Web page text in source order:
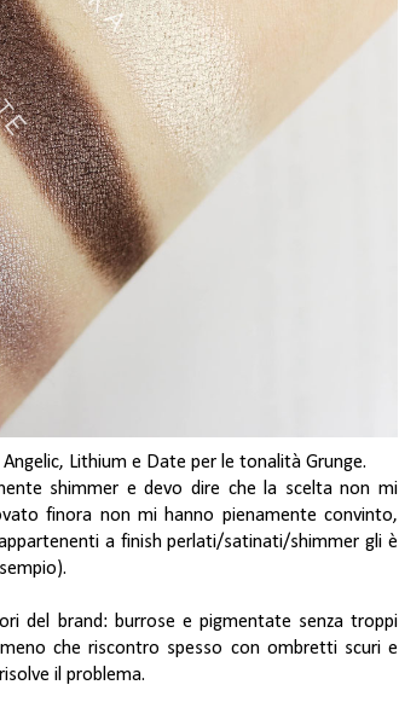
Lithium e Date per le tonalità Grunge.
shimmer e devo dire che la scelta non mi
finora non mi hanno pienamente convinto,
a finish perlati/satinati/shimmer gli è
del brand: burrose e pigmentate senza troppi
che riscontro spesso con ombretti scuri e
il problema.